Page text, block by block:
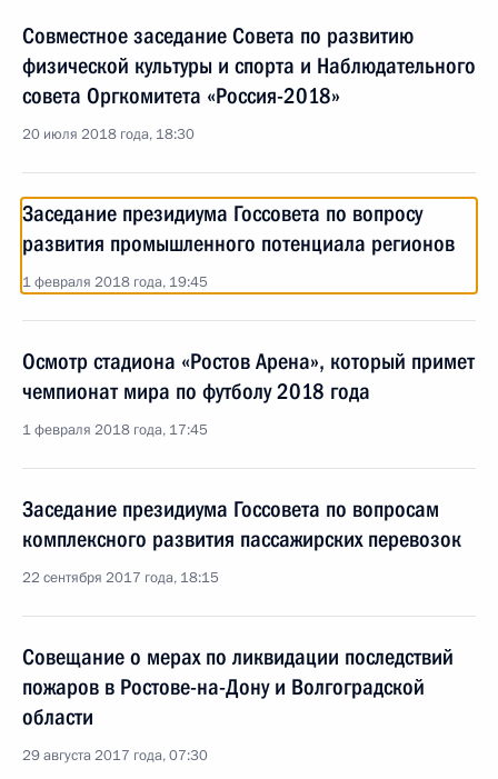
Совместное заседание Совета по развитию
физической культуры и спорта и Наблюдательного
совета Оргкомитета «Россия-2018»
20 июля 2018 года, 18:30
Заседание президиума Госсовета по вопросу
развития промышленного потенциала регионов
1 февраля 2018 года, 19:45
Осмотр стадиона «Ростов Арена», который примет
чемпионат мира по футболу 2018 года
1 февраля 2018 года, 17:45
Заседание президиума Госсовета по вопросам
комплексного развития пассажирских перевозок
22 сентября 2017 года, 18:15
Совещание о мерах по ликвидации последствий
пожаров в Ростове-на-Дону и Волгоградской
области
29 августа 2017 года, 07:30